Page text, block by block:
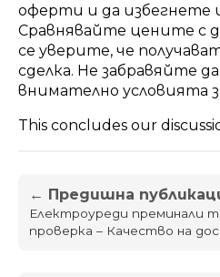
оферти и да избегнете
Сравнявайте цените с
се уверите, че
сделка. Не забравяйте
внимателно условията
This concludes our
← Предишна
Електроуреди преминали
проверка – Качество на